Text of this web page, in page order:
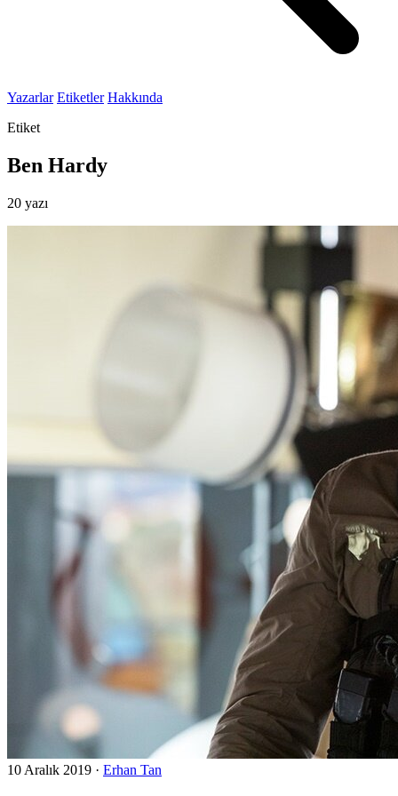
Yazarlar Etiketler Hakkında
Etiket
Ben Hardy
20 yazı
10 Aralık 2019 · Erhan Tan